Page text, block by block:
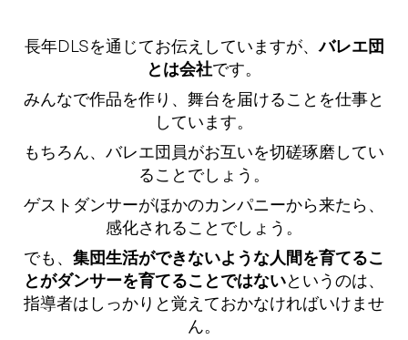
長年DLSを通じてお伝えしていますが、バレエ団
とは会社です。
みんなで作品を作り、舞台を届けることを仕事と
しています。
もちろん、バレエ団員がお互いを切磋琢磨してい
ることでしょう。
ゲストダンサーがほかのカンパニーから来たら、
感化されることでしょう。
でも、 集団生活ができないような人間を育てるこ
とがダンサーを育てることではないというのは、
指導者はしっかりと覚えておかなければいけませ
ん。